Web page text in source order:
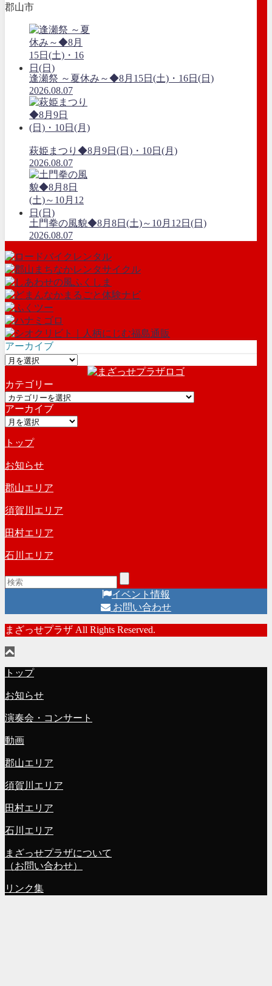
郡山市
逢瀬祭 ～夏休み～◆8月15日(土)・16日(日)
2026.08.07
萩姫まつり◆8月9日(日)・10日(月)
2026.08.07
土門拳の風貌◆8月8日(土)～10月12日(日)
2026.08.07
アーカイブ
ア
カ
イ
ブ
カテゴリー
カ
テ
ゴ
ー
アーカイブ
ア
カ
イ
ブ
トップ
お知らせ
郡山エリア
須賀川エリア
田村エリア
石川エリア
イベント情報
お問い合わせ
まざっせプラザ All Rights Reserved.
トップ
お知らせ
演奏会・コンサート
動画
郡山エリア
須賀川エリア
田村エリア
石川エリア
まざっせプラザについて
（お問い合わせ）
リンク集